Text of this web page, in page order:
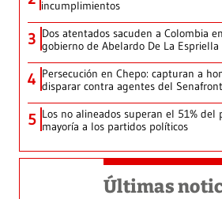
incumplimientos
3 Dos atentados sacuden a Colombia
gobierno de Abelardo De La Espriella
4 Persecución en Chepo: capturan a
disparar contra agentes del Senafront
5 Los no alineados superan el 51%
mayoría a los partidos políticos
Últimas